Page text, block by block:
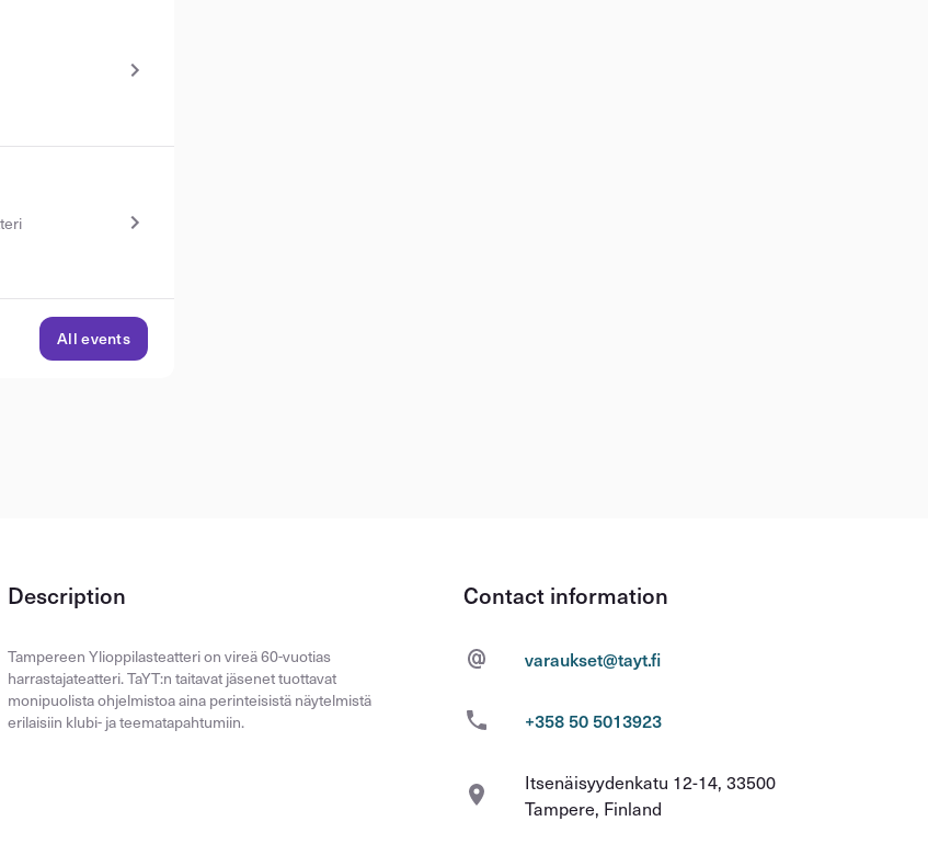
All events
Description
Tampereen Ylioppilasteatteri on vireä 60-vuotias
harrastajateatteri. TaYT:n taitavat jäsenet tuottavat
monipuolista ohjelmistoa aina perinteisistä näytelmistä
erilaisiin klubi- ja teematapahtumiin.
Contact information
varaukset@tayt.fi
+358 50 5013923
Itsenäisyydenkatu 12-14, 33500
Tampere, Finland